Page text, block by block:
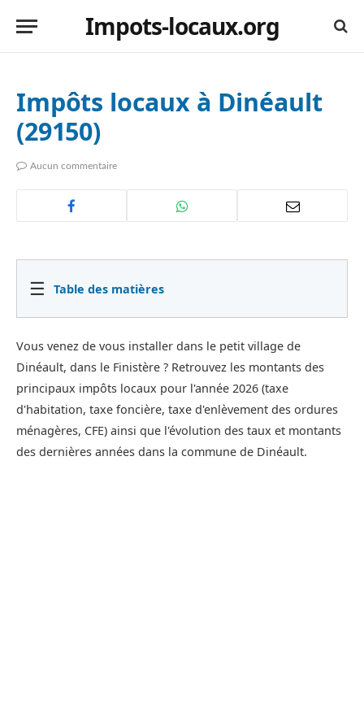
Impots-locaux.org
Impôts locaux à Dinéault
(29150)
Aucun commentaire
☰ Table des matières
Vous venez de vous installer dans le petit village de
Dinéault, dans le Finistère ? Retrouvez les montants des
principaux impôts locaux pour l'année 2026 (taxe
d'habitation, taxe foncière, taxe d'enlèvement des ordures
ménagères, CFE) ainsi que l'évolution des taux et montants
des dernières années dans la commune de Dinéault.